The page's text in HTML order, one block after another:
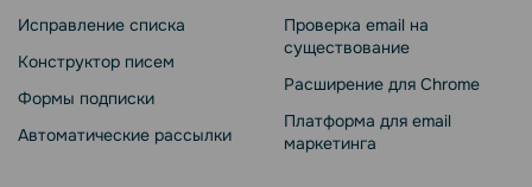
Исправление списка
Конструктор писем
Формы подписки
Автоматические рассылки
Проверка email на
существование
Расширение для Chrome
Платформа для email
маркетинга